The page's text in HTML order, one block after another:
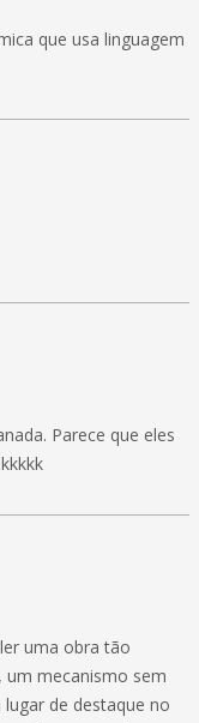
que usa linguagem
Parece que eles
uma obra tão
um mecanismo sem
de destaque no